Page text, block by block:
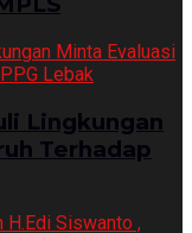
Lingkungan
Terhadap